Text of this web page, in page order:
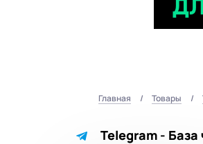
Главная Товары
Telegram -